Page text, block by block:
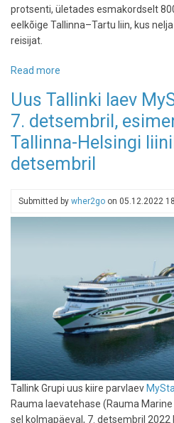
protsenti, ületades esmakordselt
eelkõige Tallinna–Tartu liin, kus
reisijat.
Read more
bussid
tõid
Tallinn-
Tartu
liinile
reisijaid
Uus Tallinki laev
7. detsembril,
Tallinna-Helsingi
detsembril
Submitted by wher2go on 05.12.2022
Tallink Grupi uus kiire parvlaev
Rauma laevatehase (Rauma
sel kolmapäeval, 7. detsembril